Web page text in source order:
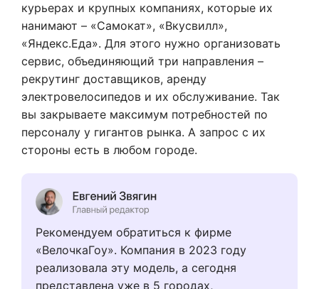
курьерах и крупных компаниях, которые их
нанимают – «Самокат», «Вкусвилл»,
«Яндекс.Еда». Для этого нужно организовать
сервис, объединяющий три направления –
рекрутинг доставщиков, аренду
электровелосипедов и их обслуживание. Так
вы закрываете максимум потребностей по
персоналу у гигантов рынка. А запрос с их
стороны есть в любом городе.
Рекомендуем обратиться к фирме
«ВелочкаГоу». Компания в 2023 году
реализовала эту модель, а сегодня
представлена уже в 5 городах,